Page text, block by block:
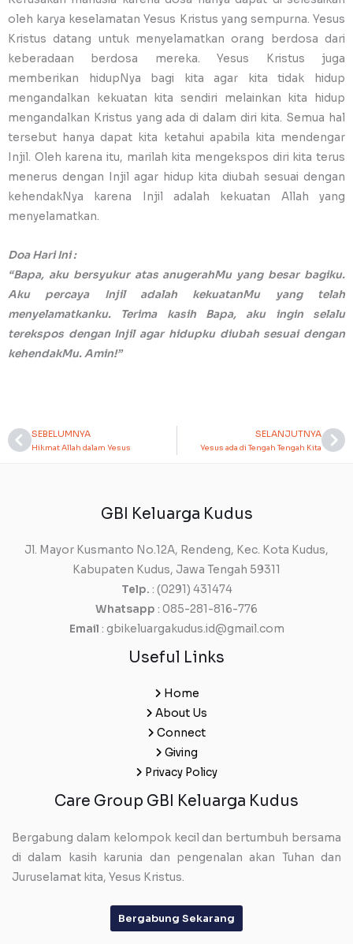
oleh karya keselamatan Yesus Kristus yang sempurna. Yesus
Kristus datang untuk menyelamatkan orang berdosa dari
keberadaan berdosa mereka. Yesus Kristus juga
memberikan hidupNya bagi kita agar kita tidak hidup
mengandalkan kekuatan kita sendiri melainkan kita hidup
mengandalkan Kristus yang ada di dalam diri kita. Semua hal
tersebut hanya dapat kita ketahui apabila kita mendengar
Injil. Oleh karena itu, marilah kita mengekspos diri kita terus
menerus dengan Injil agar hidup kita diubah sesuai dengan
kehendakNya karena Injil adalah kekuatan Allah yang
menyelamatkan.
Doa Hari Ini :
“Bapa, aku bersyukur atas anugerahMu yang besar bagiku.
Aku percaya Injil adalah kekuatanMu yang telah
menyelamatkanku. Terima kasih Bapa, aku ingin selalu
terekspos dengan Injil agar hidupku diubah sesuai dengan
kehendakMu. Amin!”
Prev
SEBELUMNYA
Hikmat Allah dalam Yesus
SELANJUTNYA
Yesus ada di Tengah Tengah Kita
GBI Keluarga Kudus
Jl. Mayor Kusmanto No.12A, Rendeng, Kec. Kota Kudus,
Kabupaten Kudus, Jawa Tengah 59311
Telp. : (0291) 431474
Whatsapp : 085-281-816-776
Email : gbikeluargakudus.id@gmail.com
Useful Links
Home
About Us
Connect
Giving
Privacy Policy
Care Group GBI Keluarga Kudus
Bergabung dalam kelompok kecil dan bertumbuh bersama
di dalam kasih karunia dan pengenalan akan Tuhan dan
Juruselamat kita, Yesus Kristus.
Bergabung Sekarang